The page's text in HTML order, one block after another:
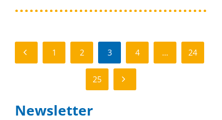
Newsletter
ZURÜCK1 2 3 4 … 24
25 WEITER